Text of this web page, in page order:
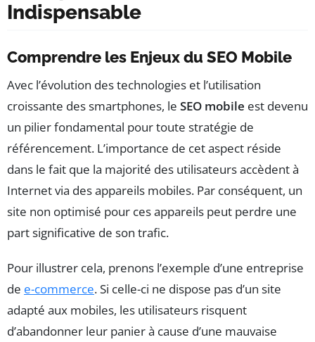
Indispensable
Comprendre les Enjeux du SEO Mobile
Avec l’évolution des technologies et l’utilisation
croissante des smartphones, le SEO mobile est devenu
un pilier fondamental pour toute stratégie de
référencement. L’importance de cet aspect réside
dans le fait que la majorité des utilisateurs accèdent à
Internet via des appareils mobiles. Par conséquent, un
site non optimisé pour ces appareils peut perdre une
part significative de son trafic.
Pour illustrer cela, prenons l’exemple d’une entreprise
de e-commerce. Si celle-ci ne dispose pas d’un site
adapté aux mobiles, les utilisateurs risquent
d’abandonner leur panier à cause d’une mauvaise